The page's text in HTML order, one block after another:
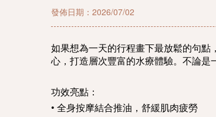
發佈日期：2026/07/02
如果想為一天的行程畫下最放鬆的句
心，打造層次豐富的水療體驗。不論是
功效亮點：
• 全身按摩結合推油，舒緩肌肉疲勞